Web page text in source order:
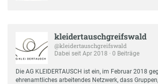
kleidertauschgreifswald
@kleidertauschgreifswald
Dabei seit Apr 2018 · 0 Beiträge
Die AG KLEIDERTAUSCH ist ein, im Februar 2018
ehrenamtliches arbeitendes Netzwerk, dass